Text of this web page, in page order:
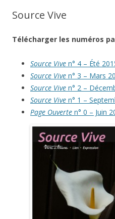
Source Vive
Télécharger les numéros
Source Vive n° 4 – Été
Source Vive n° 3 – Mars
Source Vive n° 2 –
Source Vive n° 1 –
Page Ouverte n° 0 – Juin